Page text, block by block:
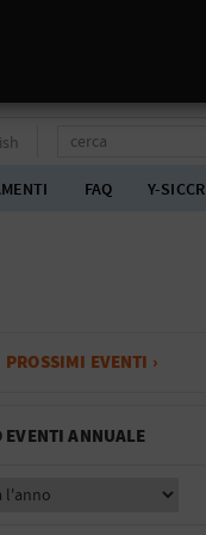
FAQ Y-SICCR
PROSSIMI EVENTI ›
ANNUALE